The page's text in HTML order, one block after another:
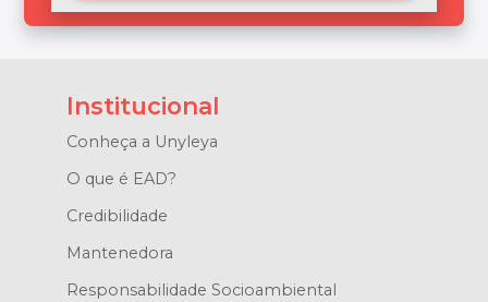
Institucional
Conheça a Unyleya
O que é EAD?
Credibilidade
Mantenedora
Responsabilidade Socioambiental